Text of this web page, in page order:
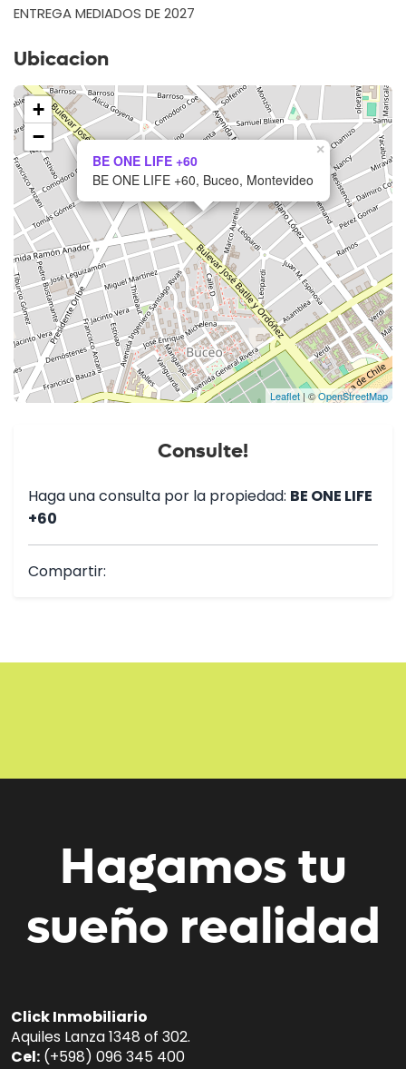
ENTREGA MEDIADOS DE 2027
Ubicacion
BE ONE LIFE +60
BE ONE LIFE +60, Buceo, Montevideo
×
+
−
Leaflet| ©OpenStreetMap
Consulte!
Haga una consulta por la propiedad: BE ONE LIFE
+60
Compartir:
Hagamos tu
sueño realidad
Click Inmobiliario
Aquiles Lanza 1348 of 302.
Cel: (+598) 096 345 400